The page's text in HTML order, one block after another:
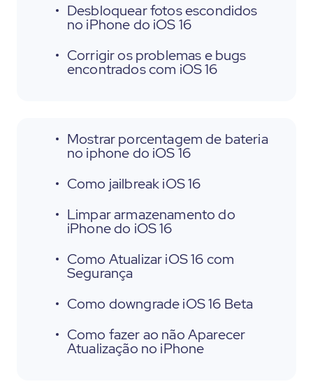
Desbloquear fotos escondidos
no iPhone do iOS 16
Corrigir os problemas e bugs
encontrados com iOS 16
Mostrar porcentagem de bateria
no iphone do iOS 16
Como jailbreak iOS 16
Limpar armazenamento do
iPhone do iOS 16
Como Atualizar iOS 16 com
Segurança
Como downgrade iOS 16 Beta
Como fazer ao não Aparecer
Atualização no iPhone